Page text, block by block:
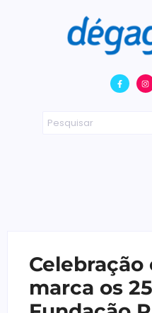
marca os